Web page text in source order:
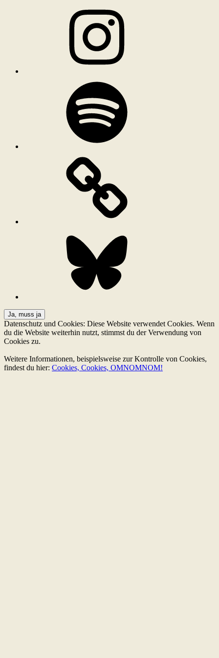
Datenschutz und Cookies: Diese Website verwendet Cookies. Wenn
du die Website weiterhin nutzt, stimmst du der Verwendung von
Cookies zu.
Weitere Informationen, beispielsweise zur Kontrolle von Cookies,
findest du hier: Cookies, Cookies, OMNOMNOM!